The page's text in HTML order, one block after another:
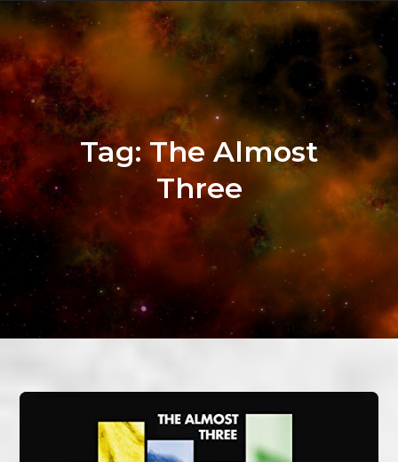
Tag:The Almost
Three